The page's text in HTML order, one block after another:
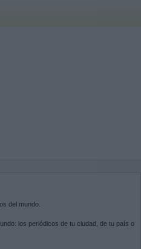
del mundo.
los periódicos de tu ciudad, de tu país o